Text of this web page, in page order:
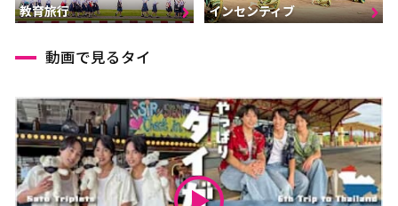
教育旅行 インセンティブ
動画で見るタイ